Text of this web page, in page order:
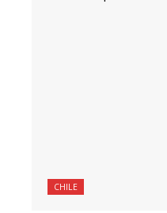
CHILE